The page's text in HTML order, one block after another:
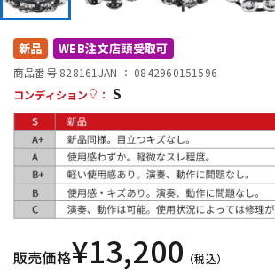
配信/ライブ機器
中古
新品 WEB注文店頭受取可
商品番号 828161 JAN ： 0842960151596
コンディション
： S
販売価格¥13,200 （税込）